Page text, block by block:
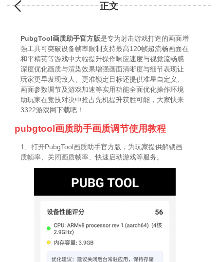
正文
PubgTool画质助手官方版是专为射击游戏打造的画面增
强工具可突破设备帧率限制支持最高120帧超流畅画面在
和平精英等游戏中大幅提升操作响应速度与视觉流畅感
深度优化画质与渲染效果增强画面清晰度与细节表现让
玩家更早发现敌人、更准锁定目标还提供准星自定义、
画面参数调节及游戏加速等实用功能全面优化操作环境
助玩家在竞技对决中抢占先机提升获胜可能，大家快来
3322游戏网下载吧！
pubgtool画质助手画质调节使用教程
1、打开PubgTool画质助手官方版，为玩家提供解锁画
质帧率、关闭画质帧率、快速启动游戏等服务。